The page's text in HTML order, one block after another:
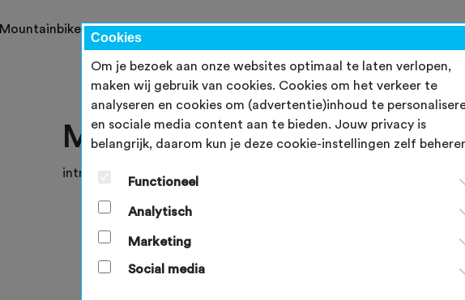
MountainbikenGravelbikenEvenementenOver ons
Mountainbiken
intro
Cookies
Om je bezoek aan onze websites optimaal te laten verlopen,
maken wij gebruik van cookies. Cookies om het verkeer te
analyseren en cookies om (advertentie)inhoud te
en sociale media content aan te bieden. Jouw privacy is
belangrijk, daarom kun je deze cookie-instellingen zelf
Functioneel
Analytisch
Marketing
Social media